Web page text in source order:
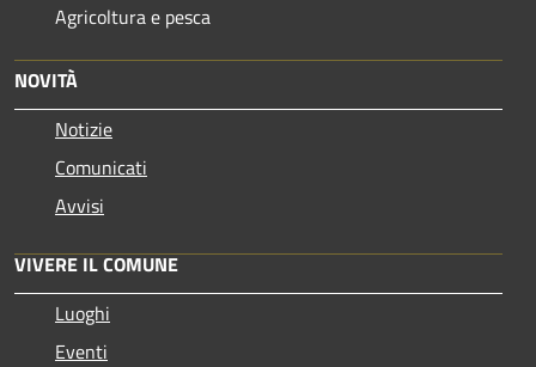
Agricoltura e pesca
NOVITÀ
Notizie
Comunicati
Avvisi
VIVERE IL COMUNE
Luoghi
Eventi